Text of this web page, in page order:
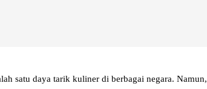
satu daya tarik kuliner di berbagai negara. Namun,